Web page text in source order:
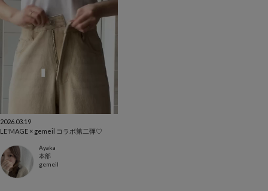
2026.03.19
LE'MAGE × gemeil コラボ第二弾♡
Ayaka
本部
gemeil